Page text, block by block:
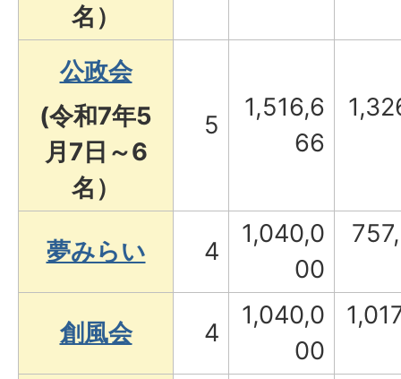
名）
公政会
(令和7年5
月7日～6
名）
5
1,516,6
66
夢みらい 4
1,040,0
00
創風会 4
1,040,0
00